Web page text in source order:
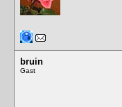
bruin
Gast